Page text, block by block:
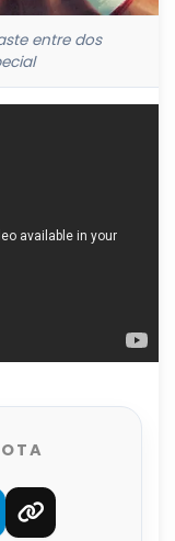
entre dos